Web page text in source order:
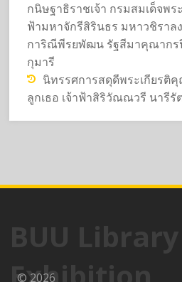
กนิษฐาธิราชเจ้า กรมสมเด็จพร
ฟ้ามหาจักรีสิรินธร มหาวชิรา
การิณีพีรยพัฒน รัฐสีมาคุณากร
กุมารี
นิทรรศการสดุดีพระเกียรติคุ
ลูกเธอ เจ้าฟ้าสิริวัณณวรี นารี
BUU
© 2026